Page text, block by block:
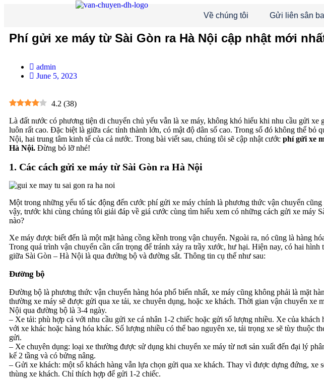
Về chúng tôi Gửi liên sân
Phí gửi xe máy từ Sài Gòn ra Hà Nội cập nhật mới
admin
June 5, 2023
4.2 (38)
Là đất nước có phương tiện di chuyển chủ yếu vẫn là xe máy, không khó hiểu khi nhu cầu gửi xe
luôn rất cao. Đặc biệt là giữa các tỉnh thành lớn, có mật độ dân số cao. Trong số đó không thể bỏ
Nội, hai trung tâm kinh tế của cả nước. Trong bài viết sau, chúng tôi sẽ cập nhật cước phí gửi xe
Hà Nội. Đừng bỏ lỡ nhé!
1. Các cách gửi xe máy từ Sài Gòn ra Hà Nội
Một trong những yếu tố tác động đến cước phí gửi xe máy chính là phương thức vận chuyển
vậy, trước khi cùng chúng tôi giải đáp về giá cước cùng tìm hiểu xem có những cách gửi xe máy
nào?
Xe máy được biết đến là một mặt hàng cồng kềnh trong vận chuyển. Ngoài ra, nó cũng là hàng
Trong quá trình vận chuyển cần cẩn trọng để tránh xảy ra trầy xước, hư hại. Hiện nay, có hai hình
giữa Sài Gòn – Hà Nội là qua đường bộ và đường sắt. Thông tin cụ thể như sau:
Đường bộ
Đường bộ là phương thức vận chuyển hàng hóa phổ biến nhất, xe máy cũng không phải là mặt
thường xe máy sẽ được gửi qua xe tải, xe chuyên dụng, hoặc xe khách. Thời gian vận chuyển xe
Nội qua đường bộ là 3-4 ngày.
– Xe tải: phù hợp cả với nhu cầu gửi xe cá nhân 1-2 chiếc hoặc gửi số lượng nhiều. Xe của khách
với xe khác hoặc hàng hóa khác. Số lượng nhiều có thể bao nguyên xe, tải trọng xe sẽ tùy thuộc
gửi.
– Xe chuyên dụng: loại xe thường được sử dụng khi chuyển xe máy từ nơi sản xuất đến đại lý
kế 2 tầng và có bửng nâng.
– Gửi xe khách: một số khách hàng vẫn lựa chọn gửi qua xe khách. Thay vì được dựng đứng, xe
thùng xe khách. Chỉ thích hợp để gửi 1-2 chiếc.